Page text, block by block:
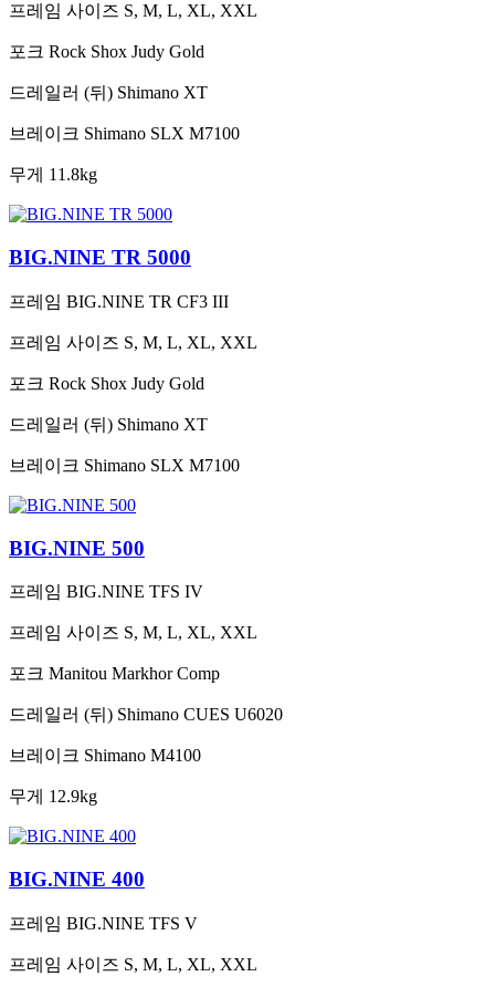
프레임 사이즈 S, M, L, XL, XXL
포크 Rock Shox Judy Gold
드레일러 (뒤) Shimano XT
브레이크 Shimano SLX M7100
무게 11.8kg
BIG.NINE TR 5000
프레임 BIG.NINE TR CF3 III
프레임 사이즈 S, M, L, XL, XXL
포크 Rock Shox Judy Gold
드레일러 (뒤) Shimano XT
브레이크 Shimano SLX M7100
BIG.NINE 500
프레임 BIG.NINE TFS IV
프레임 사이즈 S, M, L, XL, XXL
포크 Manitou Markhor Comp
드레일러 (뒤) Shimano CUES U6020
브레이크 Shimano M4100
무게 12.9kg
BIG.NINE 400
프레임 BIG.NINE TFS V
프레임 사이즈 S, M, L, XL, XXL